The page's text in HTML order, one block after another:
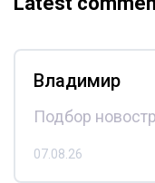
Владимир
Подбор
07.08.26